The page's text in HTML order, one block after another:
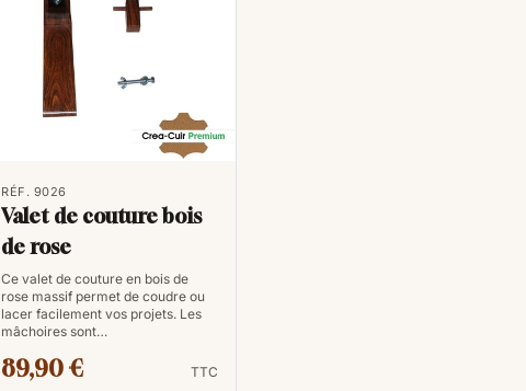
RÉF. 9026
Valet de couture bois
de rose
Ce valet de couture en bois de
rose massif permet de coudre ou
lacer facilement vos projets. Les
mâchoires sont…
89,90 € TTC